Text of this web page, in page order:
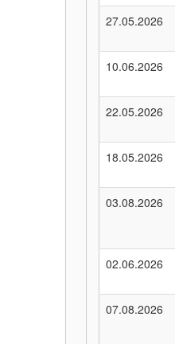
27.05.2026
10.06.2026
22.05.2026
18.05.2026
03.08.2026
02.06.2026
07.08.2026